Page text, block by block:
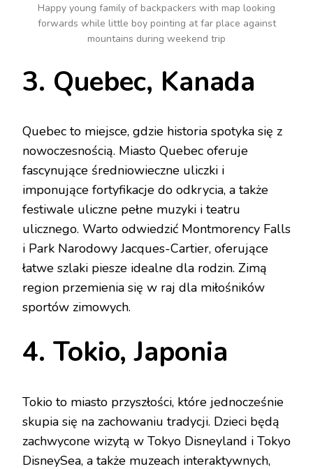
Happy young family of backpackers with map looking
forwards while little boy pointing at far place against
mountains during weekend trip
3. Quebec, Kanada
Quebec to miejsce, gdzie historia spotyka się z
nowoczesnością. Miasto Quebec oferuje
fascynujące średniowieczne uliczki i
imponujące fortyfikacje do odkrycia, a także
festiwale uliczne pełne muzyki i teatru
ulicznego. Warto odwiedzić Montmorency Falls
i Park Narodowy Jacques-Cartier, oferujące
łatwe szlaki piesze idealne dla rodzin. Zimą
region przemienia się w raj dla miłośników
sportów zimowych.
4. Tokio, Japonia
Tokio to miasto przyszłości, które jednocześnie
skupia się na zachowaniu tradycji. Dzieci będą
zachwycone wizytą w Tokyo Disneyland i Tokyo
DisneySea, a także muzeach interaktywnych,